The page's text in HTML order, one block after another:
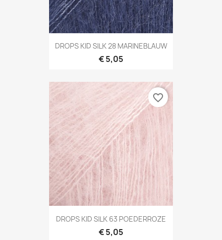
DROPS KID SILK 28 MARINEBLAUW
€ 5,05
DROPS KID SILK 63 POEDERROZE
€ 5,05
favorite_border